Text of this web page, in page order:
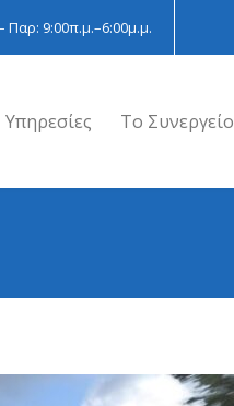
Παρ: 9:00π.μ.–6:00μ.μ.
Υπηρεσίες Το Συνεργείο